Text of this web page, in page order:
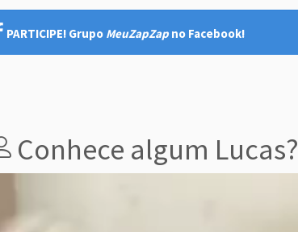
PARTICIPE! Grupo MeuZapZap no Facebook!
Conhece algum Lucas?